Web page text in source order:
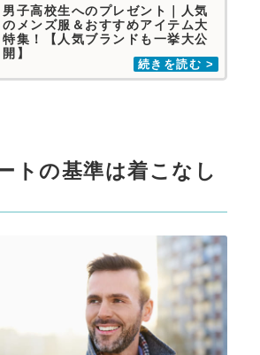
男子高校生へのプレゼント｜人気
のメンズ服＆おすすめアイテム大
特集！【人気ブランドも一挙大公
開】
トの基準は着こなし